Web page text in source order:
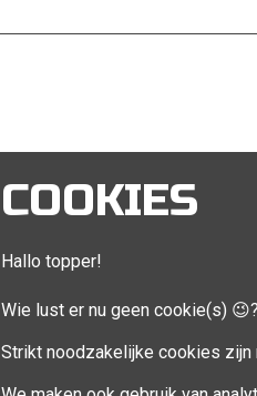
COOKIES
Hallo topper!
Wie lust er nu geen cookie(s) 😉?
Strikt noodzakelijke cookies zijn
Mijn account